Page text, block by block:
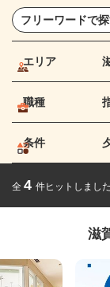
エリア
職種
条件
全 4 件ヒットしました
滋